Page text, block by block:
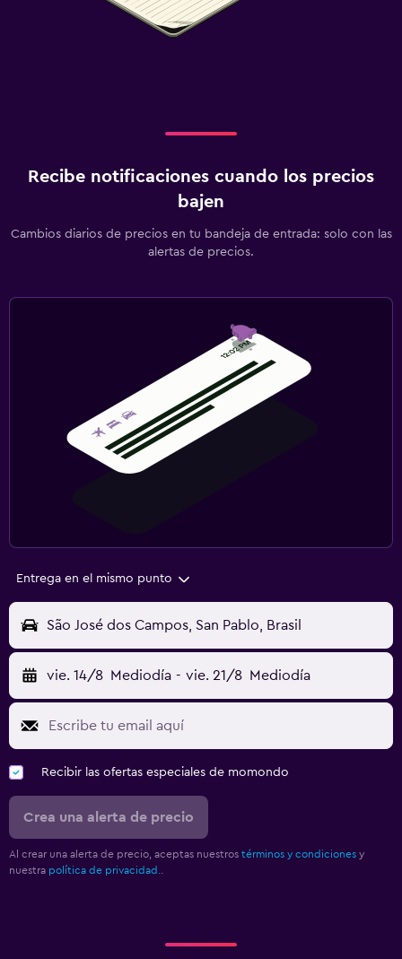
Recibe notificaciones cuando los precios
bajen
Cambios diarios de precios en tu bandeja de entrada: solo con las
alertas de precios.
Entrega en el mismo punto
São José dos Campos, San Pablo, Brasil
vie. 14/8 Mediodía - vie. 21/8 Mediodía
Recibir las ofertas especiales de momondo
Crea una alerta de precio
Al crear una alerta de precio, aceptas nuestros términos y condiciones y
nuestra política de privacidad..